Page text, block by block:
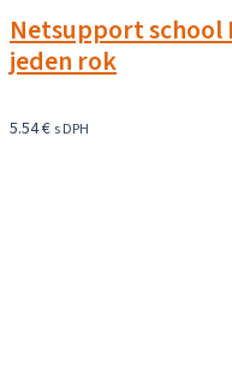
Netsupport school
jeden rok
5.54€s DPH